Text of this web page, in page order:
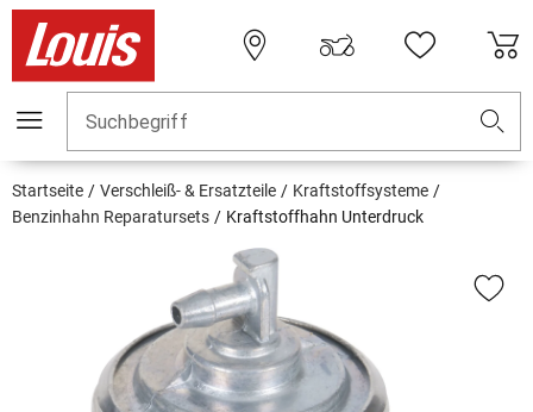
Suchbegriff
Startseite Verschleiß- & Ersatzteile
Kraftstoffsysteme
Benzinhahn Reparatursets
Kraftstoffhahn Unterdruck